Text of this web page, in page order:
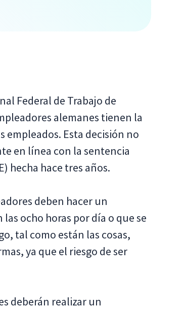
Federal de Trabajo de
alemanes tienen la
empleados. Esta decisión no
en línea con la sentencia
hecha hace tres años.
deben hacer un
ocho horas por día o que se
tal como están las cosas,
ya que el riesgo de ser
deberán realizar un